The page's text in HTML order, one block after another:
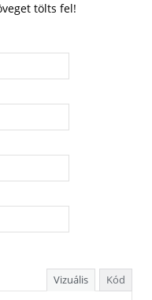
tölts fel!
Vizuális Kód